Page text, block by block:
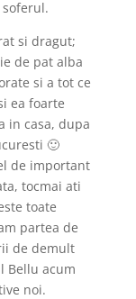
soferul.
si dragut;
de pat alba
si a tot ce
ea foarte
in casa, dupa
🙂
de important
tocmai ati
toate
partea de
de demult
Bellu acum
noi.